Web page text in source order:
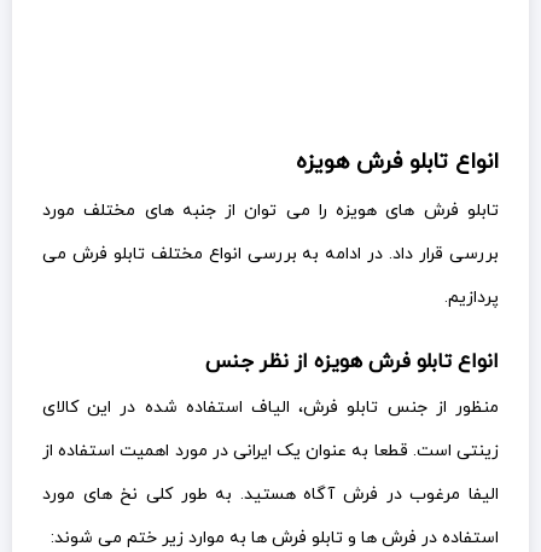
انواع تابلو فرش هویزه
تابلو فرش های هویزه را می توان از جنبه های مختلف مورد
بررسی قرار داد. در ادامه به بررسی انواع مختلف تابلو فرش می
پردازیم.
انواع تابلو فرش هویزه از نظر جنس
منظور از جنس تابلو فرش، الیاف استفاده شده در این کالای
زینتی است. قطعا به عنوان یک ایرانی در مورد اهمیت استفاده از
الیفا مرغوب در فرش آگاه هستید. به طور کلی نخ های مورد
استفاده در فرش ها و تابلو فرش ها به موارد زیر ختم می شوند: